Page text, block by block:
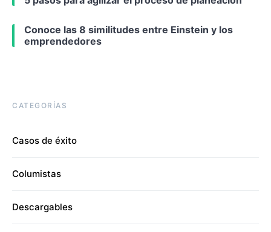
Conoce las 8 similitudes entre Einstein y los
emprendedores
CATEGORÍAS
Casos de éxito
Columistas
Descargables